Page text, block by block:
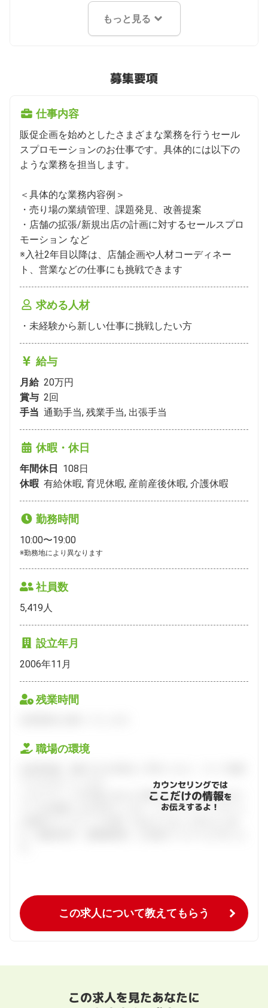
もっと見る
募集要項
仕事内容
販促企画を始めとしたさまざまな業務を行うセール
スプロモーションのお仕事です。具体的には以下の
ような業務を担当します。
＜具体的な業務内容例＞
・売り場の業績管理、課題発見、改善提案
・店舗の拡張/新規出店の計画に対するセールスプロ
モーション など
※入社2年目以降は、店舗企画や人材コーディネー
ト、営業などの仕事にも挑戦できます
求める人材
・未経験から新しい仕事に挑戦したい方
給与
月給 20万円
賞与 2回
手当 通勤手当, 残業手当, 出張手当
休暇・休日
年間休日 108日
休暇 有給休暇, 育児休暇, 産前産後休暇, 介護休暇
勤務時間
10:00〜19:00
※勤務地により異なります
社員数
5,419人
設立年月
2006年11月
残業時間
職場の環境
ハタラクティブが企業とあなたの間に立って、あなたに向い
ている仕事探しをお手伝いします。キャリアアドバイザーと
カウンセリングでは
ここだけの情報を
お伝えするよ！
この求人について教えてもらう
この求人を見たあなたに